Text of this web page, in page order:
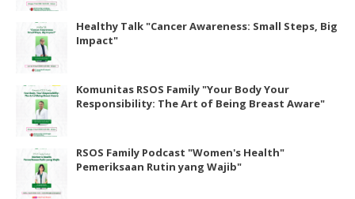
Healthy Talk "Cancer Awareness: Small Steps, Big
Impact"
Komunitas RSOS Family "Your Body Your
Responsibility: The Art of Being Breast Aware"
RSOS Family Podcast "Women's Health"
Pemeriksaan Rutin yang Wajib"